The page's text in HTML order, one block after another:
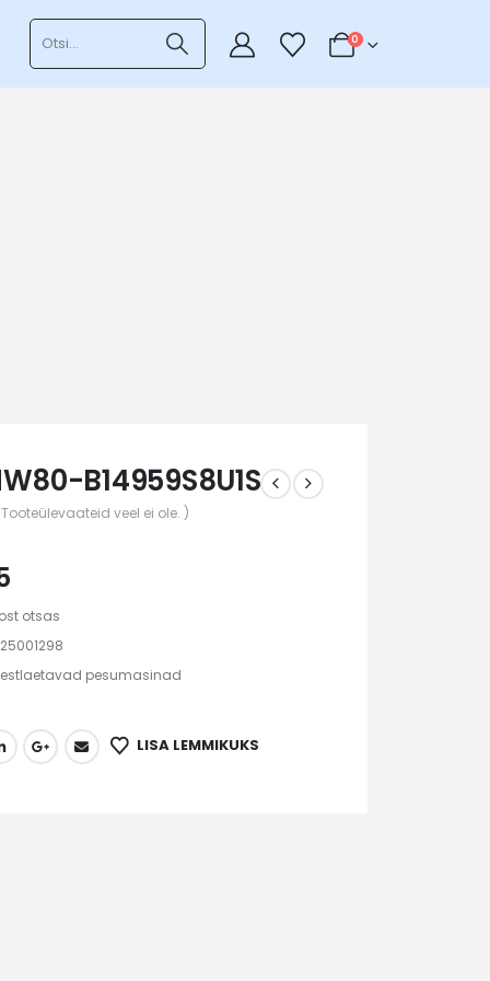
0
B14959S8U1S
veel ei ole. )
otsas
pesumasinad
LISA LEMMIKUKS